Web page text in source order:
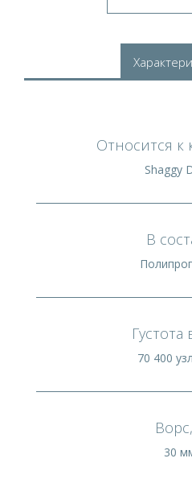
Относится к
Shaggy
В
Густота
70 400
30